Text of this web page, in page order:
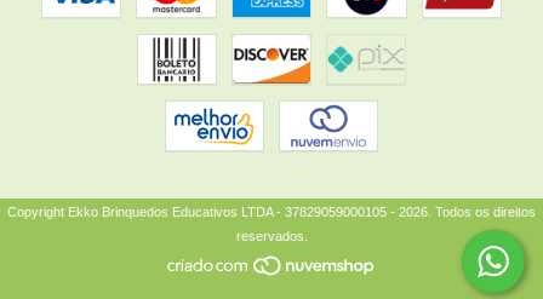
Copyright Ekko Brinquedos Educativos LTDA - 37829059000105 - 2026. Todos os direitos
reservados.